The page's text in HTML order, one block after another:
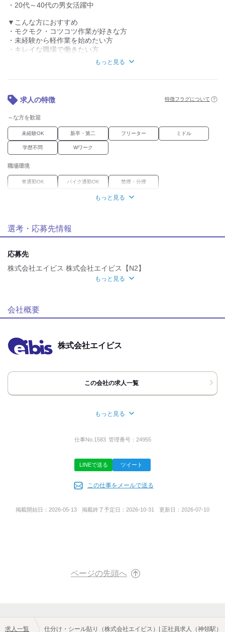
■ 未経験歓迎！覚えやすいシンプル作業
■ 土日休み＋長期休暇あり
・20代～40代の男女活躍中
▼こんな方におすすめ
・モクモク・コツコツ作業が好きな方
・未経験から軽作業を始めたい方
・キレイな職場で働きたい方
・体への負担が少ない仕事を探している方
・正社員として安定して働きたい方
もっと見る
求人の特徴 特徴フラグについて
～な方を歓迎
未経験OK 新卒・第二 フリーター ミドル
学歴不問 Wワーク
職場環境
車通勤OK バイク通勤OK 禁煙・分煙
自分らしい恰好
髪自由
応募時のメリット
もっと見る
選考・応募先情報
応募先
株式会社エイビス 株式会社エイビス【N2】
◆お電話からのご応募の場合
と言って頂くとスムーズです
・お問い合わせだけのご連絡も受け付けております
◆【応募する】ボタンからのご応募の場合
・ご自分の携帯電話番号・メールアドレス等、
普段繋がりやすい連絡先のご記入を お願い致します。
もっと見る
会社概要
株式会社エイビス
この会社の求人一覧
愛知県名古屋市中区栄二丁目3番6号 NBF名古屋広小路ビル5F
有料職業紹介事業許可番号
もっと見る
仕事No. 1583 管理番号： 24955
LINEで送る ツイート
この仕事をメールで送る
掲載開始日： 2026-05-13 掲載終了予定日： 2026-10-31 更新日： 2026-07-10
ページの先頭へ
求人一覧 仕分け・シール貼り（株式会社エイビス）| 正社員求人（神領駅）